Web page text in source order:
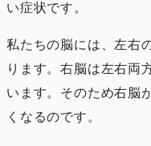
い症状です。
私たちの脳には、左右
ります。右脳は左右両
います。そのため右脳
くなるのです。